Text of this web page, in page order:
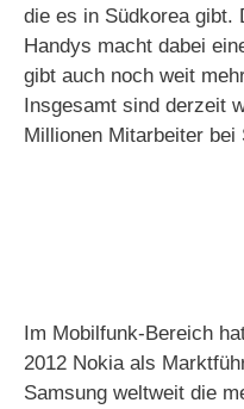
die es in Südkorea gibt.
Handys macht dabei
gibt auch noch weit
Insgesamt sind derzeit
Millionen Mitarbeiter
Im Mobilfunk-Bereich
2012 Nokia als
Samsung weltweit die